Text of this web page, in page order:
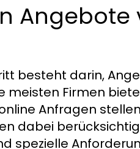
besteht darin,
meisten Firmen
Anfragen
dabei
spezielle